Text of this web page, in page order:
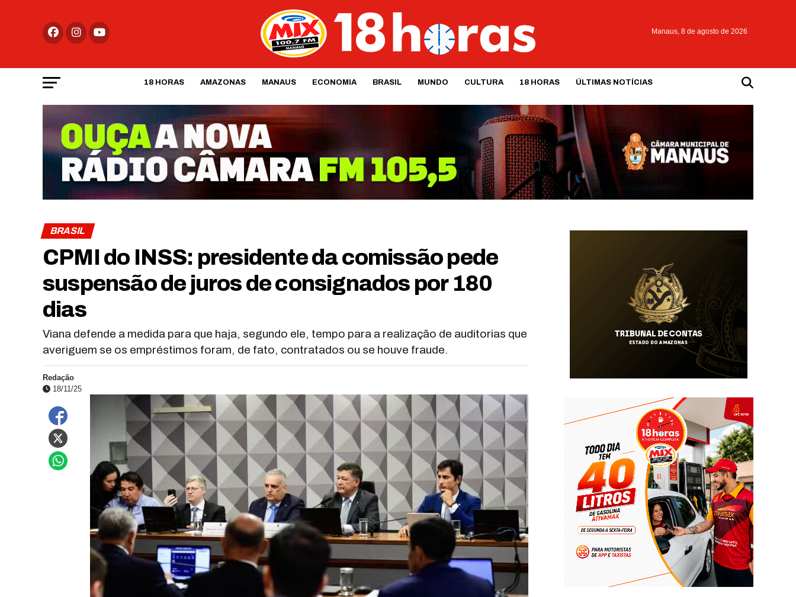
Manaus, 8 de agosto de 2026
18 HORAS AMAZONAS MANAUS ECONOMIA BRASIL MUNDO CULTURA 18 HORAS ÚLTIMAS NOTÍCIAS
BRASIL
CPMI do INSS: presidente da comissão pede
suspensão de juros de consignados por 180
dias
Viana defende a medida para que haja, segundo ele, tempo para a realização de auditorias que
averiguem se os empréstimos foram, de fato, contratados ou se houve fraude.
Redação
18/11/25